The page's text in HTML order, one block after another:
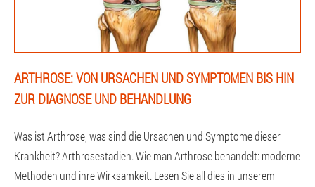
ARTHROSE: VON URSACHEN UND SYMPTOMEN BIS HIN
ZUR DIAGNOSE UND BEHANDLUNG
Was ist Arthrose, was sind die Ursachen und Symptome dieser
Krankheit? Arthrosestadien. Wie man Arthrose behandelt: moderne
Methoden und ihre Wirksamkeit. Lesen Sie all dies in unserem